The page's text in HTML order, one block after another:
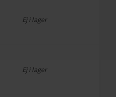
Ej i lager
Ej i lager